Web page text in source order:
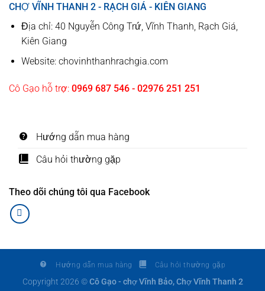
CHỢ VĨNH THANH 2 - RẠCH GIÁ - KIÊN GIANG
Địa chỉ: 40 Nguyễn Công Trứ, Vĩnh Thanh, Rạch Giá,
Kiên Giang
Website: chovinhthanhrachgia.com
Cô Gạo hỗ trợ: 0969 687 546 - 02976 251 251
Hướng dẫn mua hàng
Câu hỏi thường gặp
Theo dõi chúng tôi qua Facebook
Hướng dẫn mua hàng Câu hỏi thường gặp
Copyright 2026 ©Cô Gạo - chợ Vĩnh Bảo, Chợ Vĩnh Thanh 2